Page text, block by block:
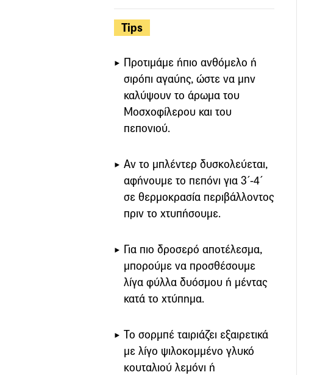
Tips
Προτιμάμε ήπιο ανθόμελο ή
σιρόπι αγαύης, ώστε να μην
καλύψουν το άρωμα του
Μοσχοφίλερου και του
πεπονιού.
Αν το μπλέντερ δυσκολεύεται,
αφήνουμε το πεπόνι για 3΄-4΄
σε θερμοκρασία περιβάλλοντος
πριν το χτυπήσουμε.
Για πιο δροσερό αποτέλεσμα,
μπορούμε να προσθέσουμε
λίγα φύλλα δυόσμου ή μέντας
κατά το χτύπημα.
Το σορμπέ ταιριάζει εξαιρετικά
με λίγο ψιλοκομμένο γλυκό
κουταλιού λεμόνι ή